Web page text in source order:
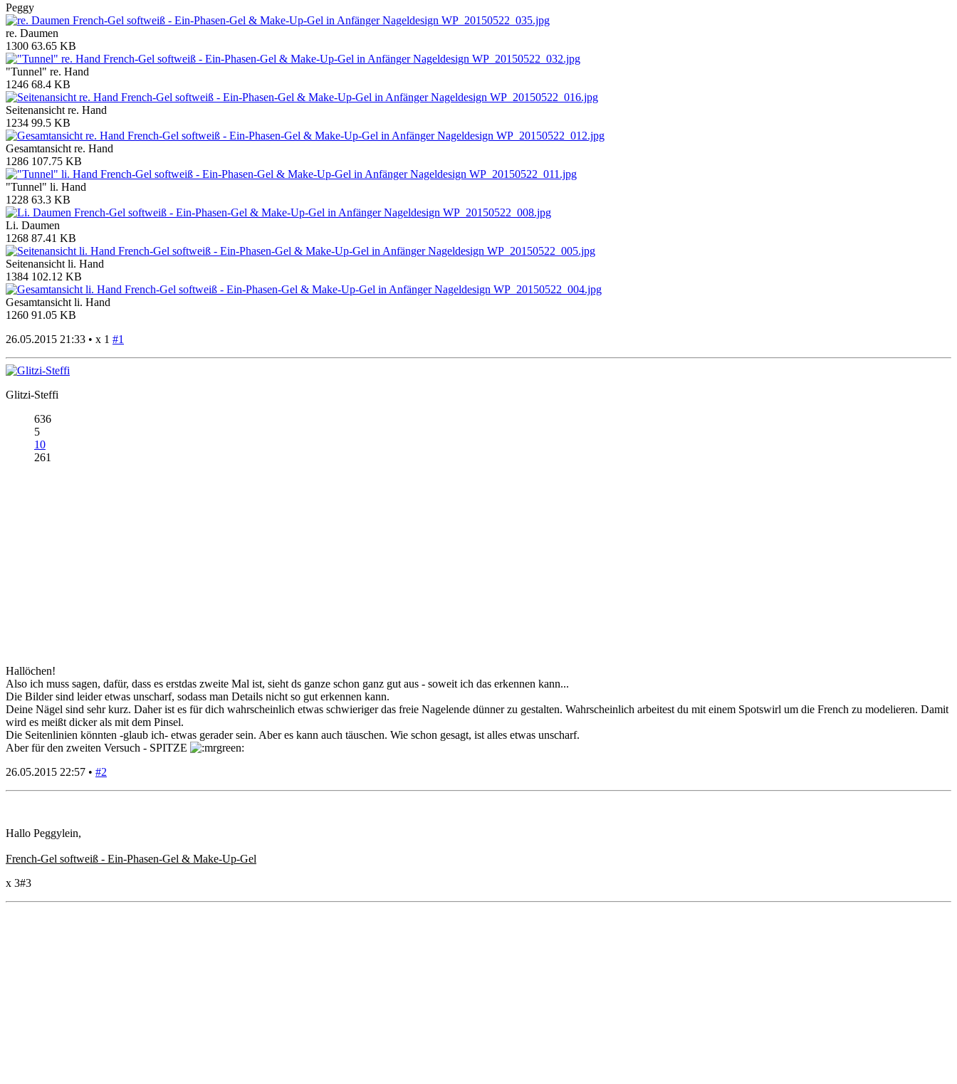
Peggy
WP_20150522_035.jpg
re. Daumen
1300 63.65 KB
WP_20150522_032.jpg
"Tunnel" re. Hand
1246 68.4 KB
WP_20150522_016.jpg
Seitenansicht re. Hand
1234 99.5 KB
WP_20150522_012.jpg
Gesamtansicht re. Hand
1286 107.75 KB
WP_20150522_011.jpg
"Tunnel" li. Hand
1228 63.3 KB
WP_20150522_008.jpg
Li. Daumen
1268 87.41 KB
WP_20150522_005.jpg
Seitenansicht li. Hand
1384 102.12 KB
WP_20150522_004.jpg
Gesamtansicht li. Hand
1260 91.05 KB
26.05.2015 21:33 • x 1 #1
Glitzi-Steffi
636
5
10
261
Hallöchen!
Also ich muss sagen, dafür, dass es erstdas zweite Mal ist, sieht ds ganze schon ganz gut aus - soweit ich das erkennen kann...
Die Bilder sind leider etwas unscharf, sodass man Details nicht so gut erkennen kann.
Deine Nägel sind sehr kurz. Daher ist es für dich wahrscheinlich etwas schwieriger das freie Nagelende dünner zu gestalten. Wahrscheinlich arbeitest du mit einem Spotswirl um die French zu modelieren. Damit
wird es meißt dicker als mit dem Pinsel.
Die Seitenlinien könnten -glaub ich- etwas gerader sein. Aber es kann auch täuschen. Wie schon gesagt, ist alles etwas unscharf.
Aber für den zweiten Versuch - SPITZE
26.05.2015 22:57 • #2
Hallo Peggylein,
French-Gel softweiß - Ein-Phasen-Gel & Make-Up-Gel
x 3#3